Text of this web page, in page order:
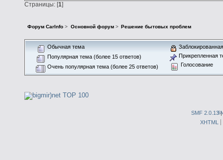
Страницы: [1]
Форум CarInfo > Основной форум> Решение бытовых проблем
Обычная тема
Популярная тема (более 15 ответов)
Очень популярная тема (более 25 ответов)
Прикрепленная
Голосование
SMF 2.0.13|
XHTML